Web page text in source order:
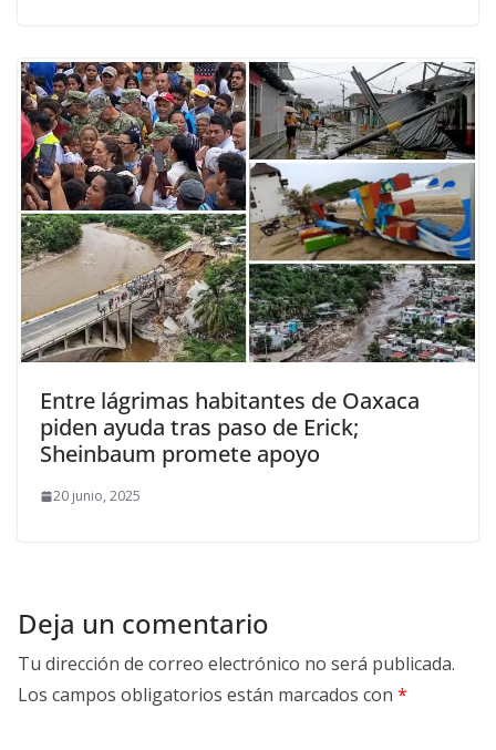
Entre lágrimas habitantes de Oaxaca
piden ayuda tras paso de Erick;
Sheinbaum promete apoyo
20 junio, 2025
Deja un comentario
Tu dirección de correo electrónico no será publicada.
Los campos obligatorios están marcados con *